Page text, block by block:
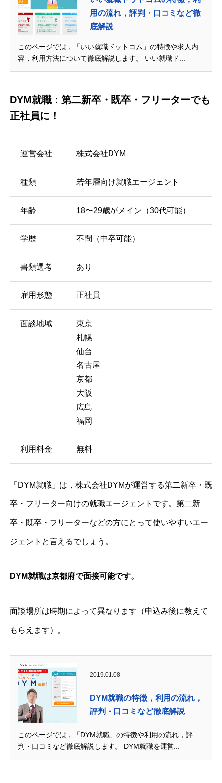
用の流れ，評判・口コミなど徹
底解説
このページでは，「いい就職ドットコム」の特徴や求人内
容，利用方法について徹底解説します。 いい就職ド...
DYM就職：第二新卒・既卒・フリーターでも
正社員に！
運営会社 株式会社DYM
種類 若年層向け就職エージェント
年齢 18〜29歳がメイン（30代可能）
学歴 不問（中卒可能）
書類選考 あり
雇用形態 正社員
面談地域
東京
札幌
仙台
名古屋
京都
大阪
広島
福岡
利用料金 無料
「DYM就職」は，株式会社DYMが運営する第二新卒・既
卒・フリーター向けの就職エージェントです。第二新
卒・既卒・フリーターなどの方にとって使いやすいエー
ジェントと言えるでしょう。
DYM就職は京都府で面接可能です。
面談場所は時期によって異なります（申込み後に教えて
もらえます）。
2019.01.08
DYM就職の特徴，利用の流れ，
評判・口コミなど徹底解説
このページでは，「DYM就職」の特徴や利用の流れ，評
判・口コミなど徹底解説します。 DYM就職を運営...